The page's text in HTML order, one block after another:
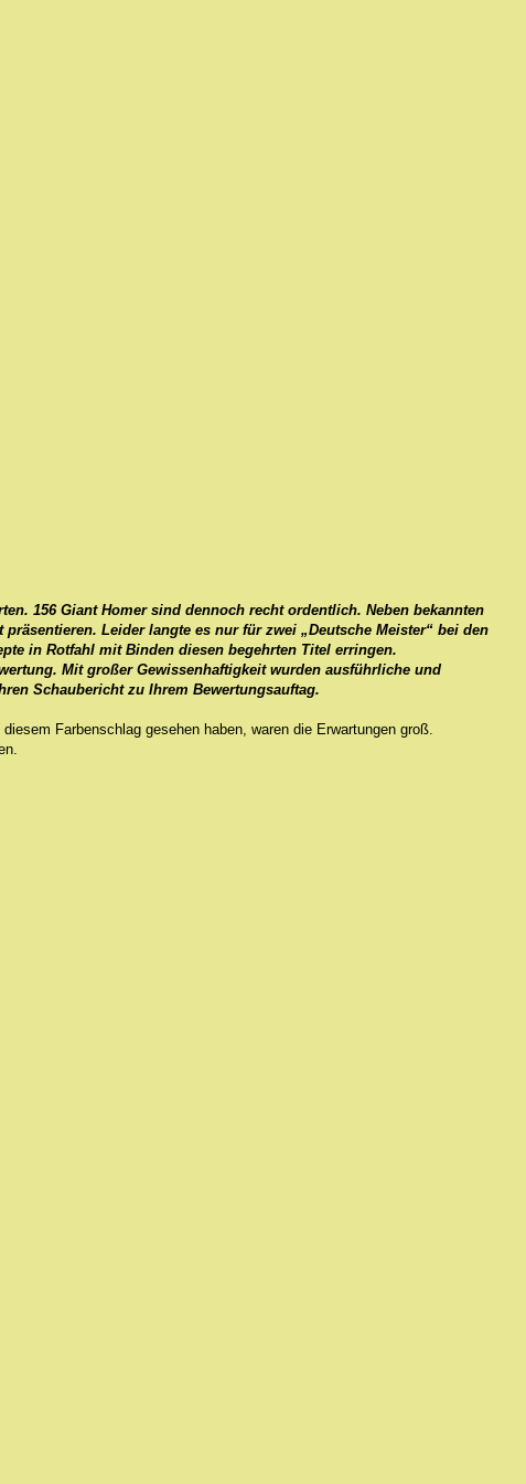
156 Giant Homer sind dennoch recht ordentlich. Neben bekannten
Leider langte es nur für zwei „Deutsche Meister“ bei den
in Rotfahl mit Binden diesen begehrten Titel erringen.
Mit großer Gewissenhaftigkeit wurden ausführliche und
Schaubericht zu Ihrem Bewertungsauftag.
Farbenschlag gesehen haben, waren die Erwartungen groß.